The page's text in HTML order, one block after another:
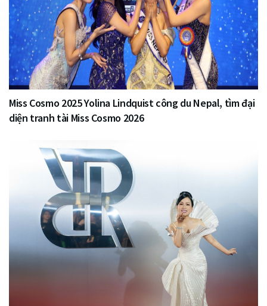
Miss Cosmo 2025 Yolina Lindquist công du Nepal, tìm đại
diện tranh tài Miss Cosmo 2026